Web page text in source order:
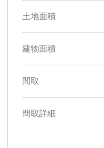
土地面積
建物面積
間取
間取詳細